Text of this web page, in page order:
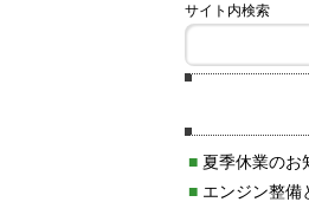
サイト内検索
■夏季休業のお
■エンジン整備